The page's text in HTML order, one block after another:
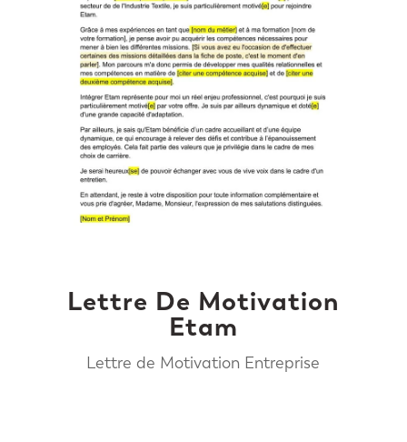
Lettre De Motivation
Etam
Lettre de Motivation Entreprise